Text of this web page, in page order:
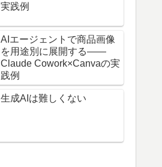
実践例
AIエージェントで商品画像
を用途別に展開する——
Claude Cowork×Canvaの実
践例
生成AIは難しくない